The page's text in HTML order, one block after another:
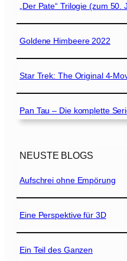
„Der Pate“ Trilogie (zum 50.
Goldene Himbeere 2022
Star Trek: The Original 4-
Pan Tau – Die komplette
NEUSTE BLOGS
Aufschrei ohne Empörung
Eine Perspektive für 3D
Ein Teil des Ganzen